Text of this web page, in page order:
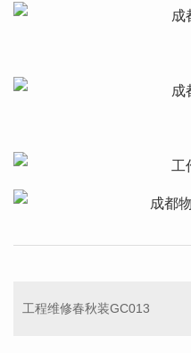
工程维修春秋装GC013